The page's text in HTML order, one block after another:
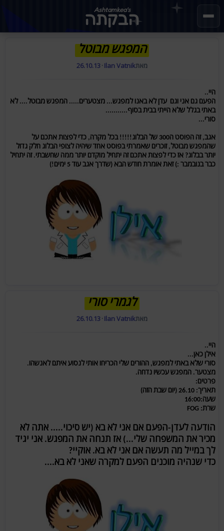
Ashtamkea's
הבקתה
המפגש מבוטל
מאתIlan Vatnik
·
26.10.13
היי..
הפעם גם אני וגם עדן לא באנו למפגש... מצטערים..... המפגש מבוטל.... לא
באתי בגלל שלא הייתי בבית בסוף...........
סורי...
אגב, זה הפוסט ה300 של הבלוג!!!!! בכל מקרה, כדי לפצות אתכם על
שהמפגש מבוטל, זוכרים שאמרתי בפוסט אחד שיהיה לצופי הבלוג חלק גדול
יותר בבלוג? אז כדי לפצות אתכם זה יתחיל מוקדם יותר ממה שחשבתי. זה יתחיל
כבר בנובמבר :) זאת אומרת חודש הבא (שדרך אגב עוד 5 ימים!)
לגמרי סורי
מאתIlan Vatnik
·
26.10.13
היי..
אילן כאן...
סורי שלא באתי למפגש, ההורים שלי הכריחו אותי לנסוע איתם לאנשהו.
מצטער. המפגש עכשיו נדחה.
פרטים:
תאריך: 26.10 (יום שבת הזה)
שעה:16:00
שרת: FOG
הודעה לעדן-הפעם אם אני לא בא (יש סיכוי..... אתה לא
מכיר את המשפחה שלי...) אז תנחה את המפגש. אני יגיד
לך במייל מה תעשה אם אני לא בא. אוקיי?
כדי שנהיה מוכנים הפעם למקרה שאני לא בא....